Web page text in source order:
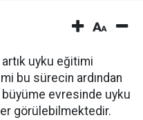
uyku eğitimi
bu sürecin ardından
evresinde uyku
görülebilmektedir.